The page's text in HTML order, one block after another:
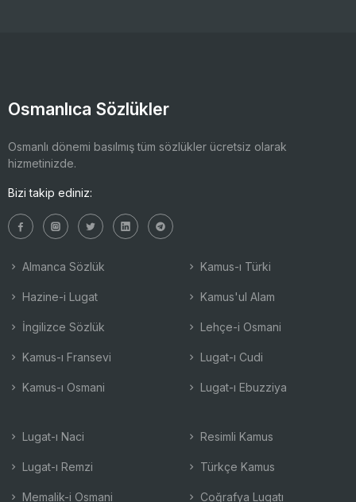
Osmanlıca Sözlükler
Osmanlı dönemi basılmış tüm sözlükler ücretsiz olarak
hizmetinizde.
Bizi takip ediniz:
Almanca Sözlük
Hazine-i Lugat
İngilizce Sözlük
Kamus-ı Fransevi
Kamus-ı Osmani
Kamus-ı Türki
Kamus'ul Alam
Lehçe-i Osmani
Lugat-ı Cudi
Lugat-ı Ebuzziya
Lugat-ı Naci
Lugat-ı Remzi
Memalik-i Osmani
Resimli Kamus
Türkçe Kamus
Coğrafya Lugatı